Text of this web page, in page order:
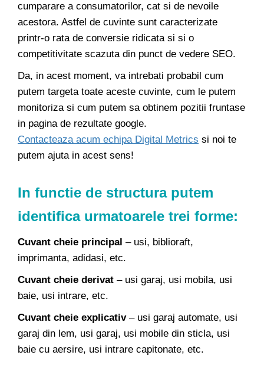
cumparare a consumatorilor, cat si de nevoile
acestora. Astfel de cuvinte sunt caracterizate
printr-o rata de conversie ridicata si si o
competitivitate scazuta din punct de vedere SEO.
Da, in acest moment, va intrebati probabil cum
putem targeta toate aceste cuvinte, cum le putem
monitoriza si cum putem sa obtinem pozitii fruntase
in pagina de rezultate google.
Contacteaza acum echipa Digital Metrics si noi te
putem ajuta in acest sens!
In functie de structura putem
identifica urmatoarele trei forme:
Cuvant cheie principal – usi, biblioraft,
imprimanta, adidasi, etc.
Cuvant cheie derivat – usi garaj, usi mobila, usi
baie, usi intrare, etc.
Cuvant cheie explicativ– usi garaj automate, usi
garaj din lem, usi garaj, usi mobile din sticla, usi
baie cu aersire, usi intrare capitonate, etc.